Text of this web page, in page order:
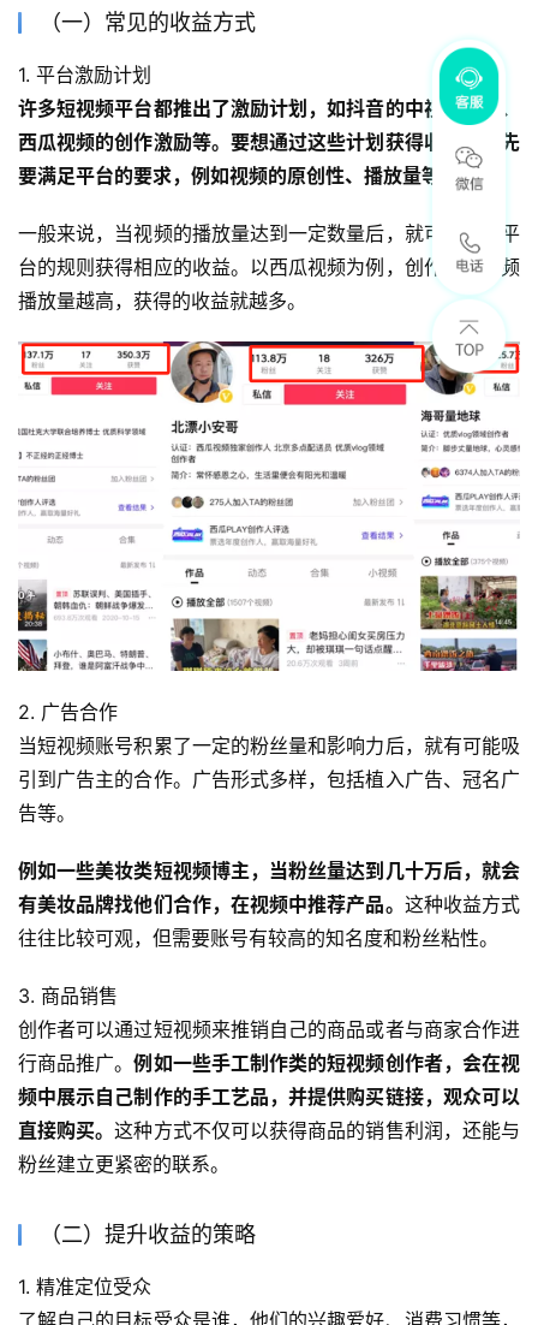
（一）常见的收益方式
1. 平台激励计划
许多短视频平台都推出了激励计划，如抖音的中视频计划、
西瓜视频的创作激励等。要想通过这些计划获得收益，首先
要满足平台的要求，例如视频的原创性、播放量等。
一般来说，当视频的播放量达到一定数量后，就可以根据平
台的规则获得相应的收益。以西瓜视频为例，创作者的视频
播放量越高，获得的收益就越多。
2. 广告合作
当短视频账号积累了一定的粉丝量和影响力后，就有可能吸
引到广告主的合作。广告形式多样，包括植入广告、冠名广
告等。
例如一些美妆类短视频博主，当粉丝量达到几十万后，就会
有美妆品牌找他们合作，在视频中推荐产品。 这种收益方式
往往比较可观，但需要账号有较高的知名度和粉丝粘性。
3. 商品销售
创作者可以通过短视频来推销自己的商品或者与商家合作进
行商品推广。例如一些手工制作类的短视频创作者，会在视
频中展示自己制作的手工艺品，并提供购买链接，观众可以
直接购买。这种方式不仅可以获得商品的销售利润，还能与
粉丝建立更紧密的联系。
（二）提升收益的策略
1. 精准定位受众
了解自己的目标受众是谁，他们的兴趣爱好、消费习惯等，